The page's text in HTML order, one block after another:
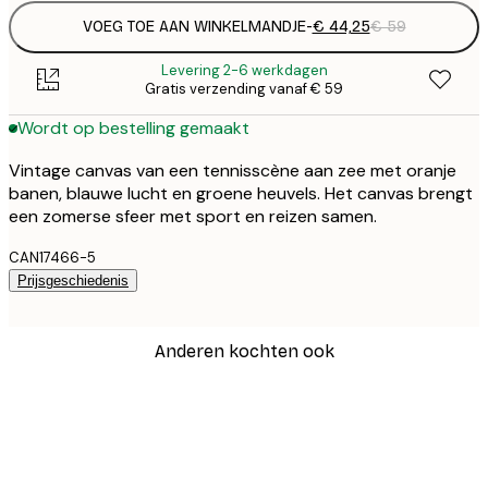
VOEG TOE AAN WINKELMANDJE-€ 44,25€ 59
Levering 2-6 werkdagen
Gratis verzending vanaf € 59
Wordt op bestelling gemaakt
Vintage canvas van een tennisscène aan zee met oranje
banen, blauwe lucht en groene heuvels. Het canvas brengt
een zomerse sfeer met sport en reizen samen.
CAN17466-5
Prijsgeschiedenis
Anderen kochten ook